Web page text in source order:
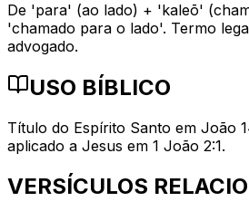
De 'para' (ao lado) + 'kaleō'
'chamado para o lado'. Termo
advogado.
USO BÍBLICO
Título do Espírito Santo em João
aplicado a Jesus em 1 João 2:1.
VERSÍCULOS